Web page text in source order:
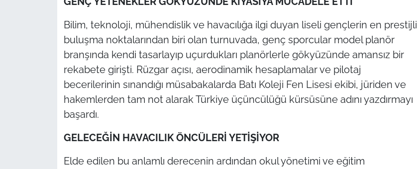
Bilim, teknoloji, mühendislik ve havacılığa ilgi duyan liseli gençlerin en prestijli
buluşma noktalarından biri olan turnuvada, genç sporcular model planör
branşında kendi tasarlayıp uçurdukları planörlerle gökyüzünde amansız bir
rekabete girişti. Rüzgar açısı, aerodinamik hesaplamalar ve pilotaj
becerilerinin sınandığı müsabakalarda Batı Koleji Fen Lisesi ekibi, jüriden ve
hakemlerden tam not alarak Türkiye üçüncülüğü kürsüsüne adını yazdırmayı
başardı.
GELECEĞİN HAVACILIK ÖNCÜLERİ YETİŞİYOR
Elde edilen bu anlamlı derecenin ardından okul yönetimi ve eğitim
Gündem-Eğitim